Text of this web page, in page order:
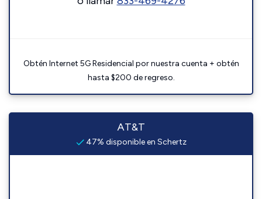
Obtén Internet 5G Residencial por nuestra cuenta + obtén
hasta $200 de regreso.
AT&T
47% disponible en Schertz